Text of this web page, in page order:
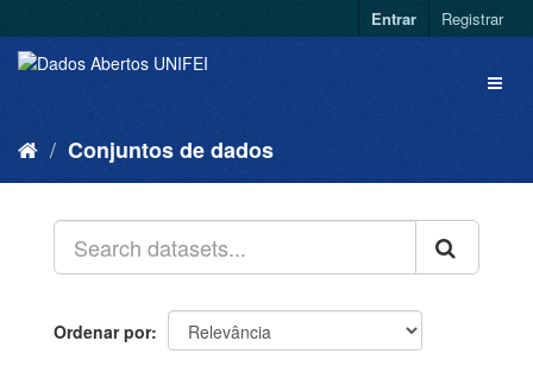
Entrar Registrar
Conjuntos de dados
Ordenar por